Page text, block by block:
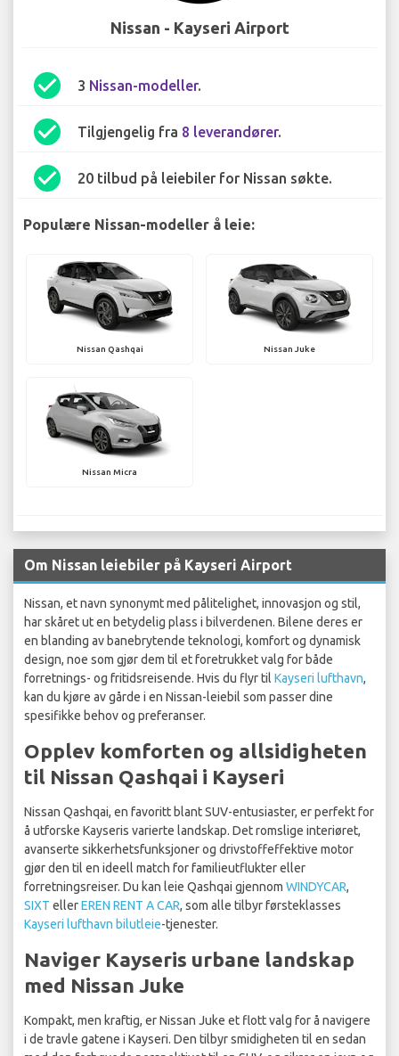
Nissan - Kayseri Airport
check_circle 3 Nissan-modeller.
check_circle Tilgjengelig fra 8 leverandører.
check_circle 20 tilbud på leiebiler for Nissan søkte.
Populære Nissan-modeller å leie:
Nissan Qashqai Nissan Juke
Nissan Micra
Om Nissan leiebiler på Kayseri Airport
Nissan, et navn synonymt med pålitelighet, innovasjon og stil,
har skåret ut en betydelig plass i bilverdenen. Bilene deres er
en blanding av banebrytende teknologi, komfort og dynamisk
design, noe som gjør dem til et foretrukket valg for både
forretnings- og fritidsreisende. Hvis du flyr til Kayseri lufthavn,
kan du kjøre av gårde i en Nissan-leiebil som passer dine
spesifikke behov og preferanser.
Opplev komforten og allsidigheten
til Nissan Qashqai i Kayseri
Nissan Qashqai, en favoritt blant SUV-entusiaster, er perfekt for
å utforske Kayseris varierte landskap. Det romslige interiøret,
avanserte sikkerhetsfunksjoner og drivstoffeffektive motor
gjør den til en ideell match for familieutflukter eller
forretningsreiser. Du kan leie Qashqai gjennom WINDYCAR,
SIXT ellerEREN RENT A CAR, som alle tilbyr førsteklasses
Kayseri lufthavn bilutleie-tjenester.
Naviger Kayseris urbane landskap
med Nissan Juke
Kompakt, men kraftig, er Nissan Juke et flott valg for å navigere
i de travle gatene i Kayseri. Den tilbyr smidigheten til en sedan